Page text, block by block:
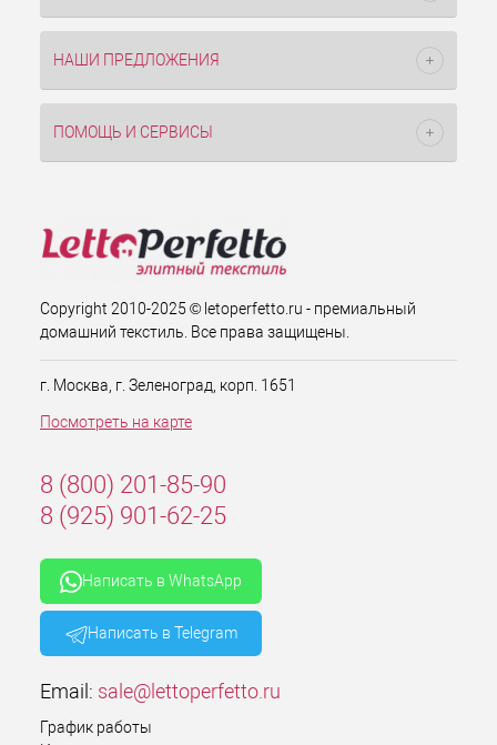
НАШИ ПРЕДЛОЖЕНИЯ
ПОМОЩЬ И СЕРВИСЫ
Copyright 2010-2025 © letoperfetto.ru - премиальный
домашний текстиль. Все права защищены.
г. Москва, г. Зеленоград, корп. 1651
Посмотреть на карте
8 (800) 201-85-90
8 (925) 901-62-25
Написать в WhatsApp
Написать в Telegram
Email: sale@lettoperfetto.ru
График работы